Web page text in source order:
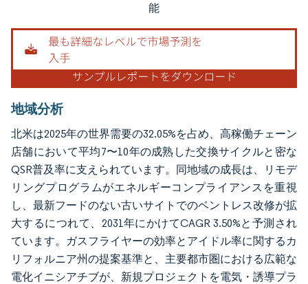
能
地域分析
北米は2025年の世界需要の32.05%を占め、高稼働チェーン
店舗において平均7〜10年の成熟した交換サイクルと密な
QSR普及率に支えられています。同地域の成長は、リモデ
リングプログラムがエネルギーコンプライアンスを重視
し、最新フードのない古いサイトでのベントレス改修が拡
大するにつれて、2031年にかけてCAGR 3.50%と予測され
ています。ガスフライヤーの効率とアイドル率に関するカ
リフォルニア州の提案基準と、主要都市圏における広範な
電化イニシアチブが、新規プロジェクトを電気・誘導プラ